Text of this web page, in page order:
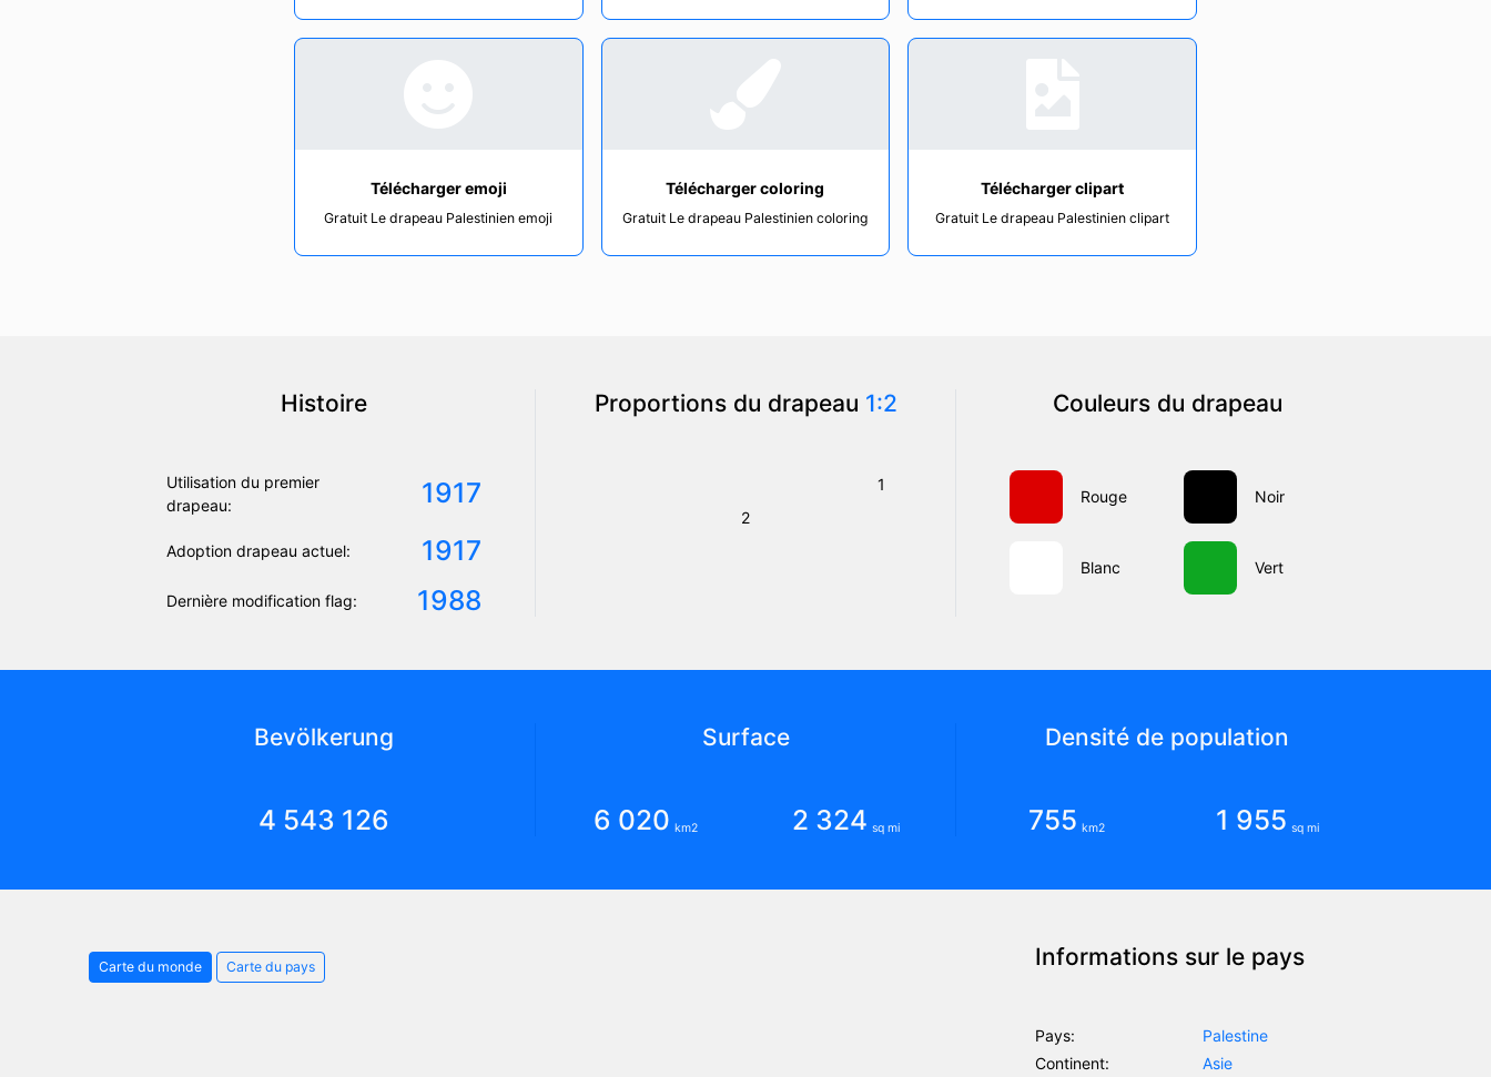
Télécharger emoji
Gratuit Le drapeau Palestinien emoji
Télécharger coloring
Gratuit Le drapeau Palestinien coloring
Télécharger clipart
Gratuit Le drapeau Palestinien clipart
Histoire
Utilisation du premier
drapeau:
1917
Adoption drapeau actuel: 1917
Dernière modification flag: 1988
Proportions du drapeau 1:2
2
1
Couleurs du drapeau
Rouge Noir
Blanc Vert
Bevölkerung
4 543 126
Surface
6 020 km2 2 324 sq mi
Densité de population
755 km2 1 955 sq mi
Carte du monde Carte du pays Informations sur le pays
Pays:
Palestine
Continent:
Asie